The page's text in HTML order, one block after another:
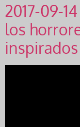
2017-09-
los